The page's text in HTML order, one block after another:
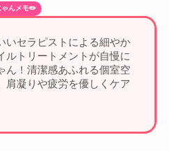
ゃんメモ✏️
いセラピストによる細やか
ルトリートメントが自慢に
ん！清潔感あふれる個室空
肩凝りや疲労を優しくケア
にゃ